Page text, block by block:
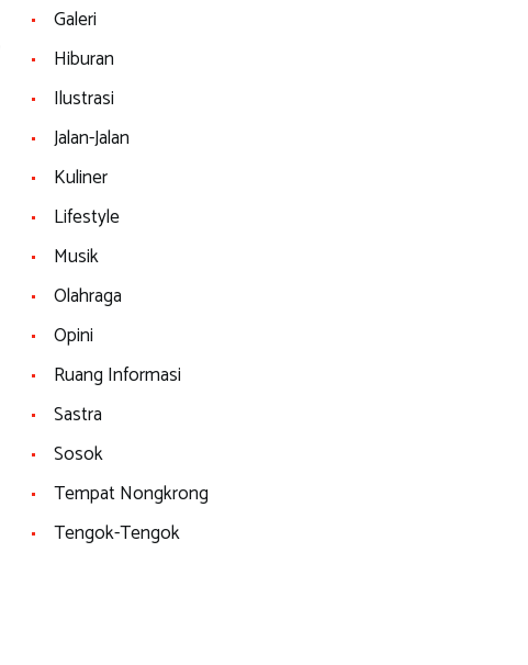
Galeri
Hiburan
Ilustrasi
Jalan-Jalan
Kuliner
Lifestyle
Musik
Olahraga
Opini
Ruang Informasi
Sastra
Sosok
Tempat Nongkrong
Tengok-Tengok